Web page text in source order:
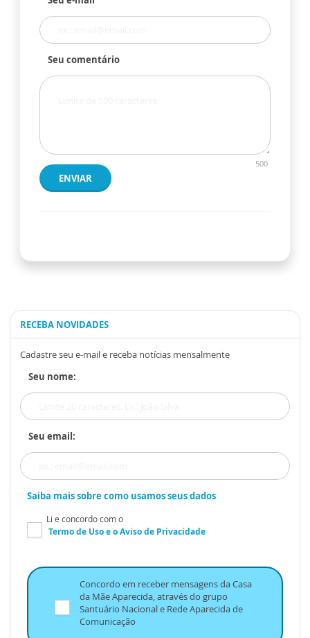
Seu comentário
500
ENVIAR
RECEBA NOVIDADES
Cadastre seu e-mail e receba notícias mensalmente
Seu nome:
Seu email:
Saiba mais sobre como usamos seus dados
Li e concordo com o
Termo de Usoe oAviso de Privacidade
Concordo em receber mensagens da Casa
da Mãe Aparecida, através do grupo
Santuário Nacional e Rede Aparecida de
Comunicação